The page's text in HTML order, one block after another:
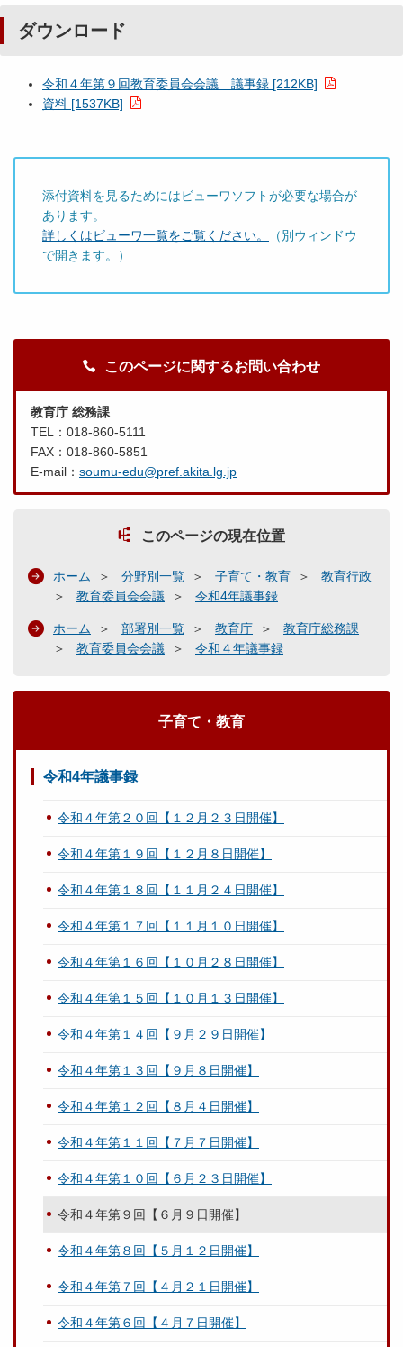
ダウンロード
令和４年第９回教育委員会会議 議事録 [212KB]
資料 [1537KB]
添付資料を見るためにはビューワソフトが必要な場合が
あります。
詳しくはビューワ一覧をご覧ください。
（別ウィンドウ
で開きます。）
このページに関するお問い合わせ
教育庁 総務課
TEL：018-860-5111
FAX：018-860-5851
E-mail： soumu-edu@pref.akita.lg.jp
このページの現在位置
ホーム 分野別一覧 子育て・教育
教育行政
教育委員会会議
令和4年議事録
ホーム 部署別一覧 教育庁
教育庁総務課
教育委員会会議
令和４年議事録
子育て・教育
令和4年議事録
令和４年第２０回【１２月２３日開催】
令和４年第１９回【１２月８日開催】
令和４年第１８回【１１月２４日開催】
令和４年第１７回【１１月１０日開催】
令和４年第１６回【１０月２８日開催】
令和４年第１５回【１０月１３日開催】
令和４年第１４回【９月２９日開催】
令和４年第１３回【９月８日開催】
令和４年第１２回【８月４日開催】
令和４年第１１回【７月７日開催】
令和４年第１０回【６月２３日開催】
令和４年第９回【６月９日開催】
令和４年第８回【５月１２日開催】
令和４年第７回【４月２１日開催】
令和４年第６回【４月７日開催】